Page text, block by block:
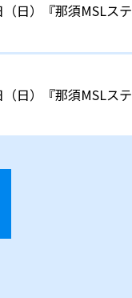
日）『那須MSLス
日）『那須MSLス